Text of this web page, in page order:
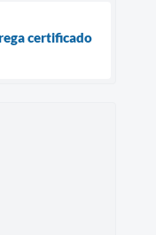
certificado